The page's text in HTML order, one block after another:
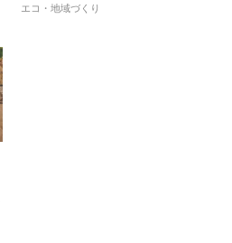
エコ・地域づくり